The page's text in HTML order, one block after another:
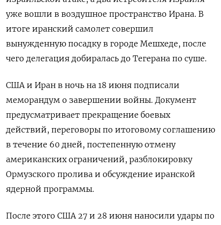
уже вошли в воздушное пространство Ирана. В
итоге иранский самолет совершил
вынужденную посадку в городе Мешхеде, после
чего делегация добиралась до Тегерана по суше.
США и Иран в ночь на 18 июня подписали
меморандум о завершении войны. Документ
предусматривает прекращение боевых
действий, переговоры по итоговому соглашению
в течение 60 дней, постепенную отмену
американских ограничений, разблокировку
Ормузского пролива и обсуждение иранской
ядерной программы.
После этого США 27 и 28 июня наносили удары по